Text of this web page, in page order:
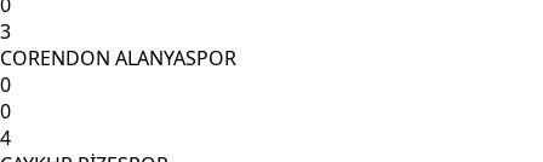
3
CORENDON ALANYASPOR
0
0
4